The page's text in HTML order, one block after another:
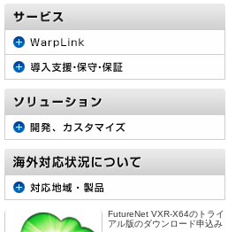
FutureNet VXR-X64のトライ
アル版のダウンロード申込み